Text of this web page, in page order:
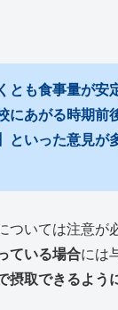
とも食事量が安
にあがる時期前
といった意見が
ついては注意が
ている場合には
摂取できるよう